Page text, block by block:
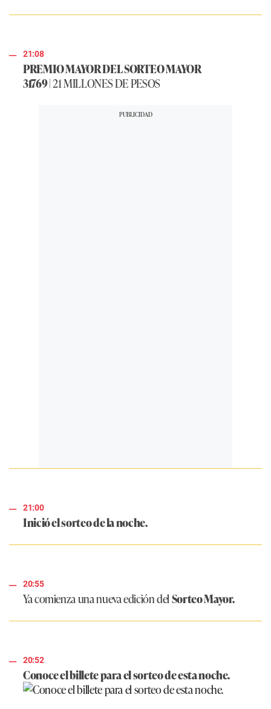
21:08
PREMIO MAYOR DEL SORTEO MAYOR
31769 |21 MILLONES DE PESOS
21:00
Inició el sorteo de la noche.
20:55
Ya comienza una nueva edición delSorteo Mayor.
20:52
Conoce el billete para el sorteo de esta noche.